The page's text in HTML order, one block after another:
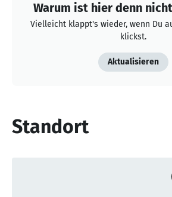
Warum ist hier denn
Vielleicht klappt's wieder, wenn Du
klickst.
Aktualisieren
Standort